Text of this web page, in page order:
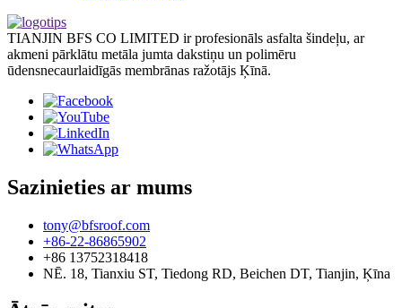
TIANJIN BFS CO LIMITED ir profesionāls asfalta šindeļu, ar
akmeni pārklātu metāla jumta dakstiņu un polimēru
ūdensnecaurlaidīgās membrānas ražotājs Ķīnā.
Sazinieties ar mums
tony@bfsroof.com
+86-22-86865902
+86 13752318418
NĒ. 18, Tianxiu ST, Tiedong RD, Beichen DT, Tianjin, Ķīna